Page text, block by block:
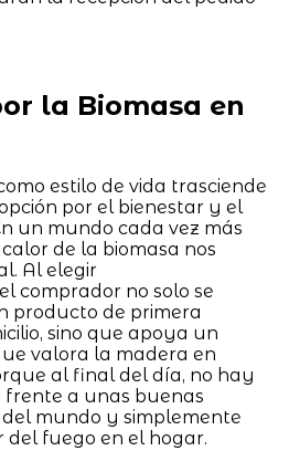
la Biomasa en
estilo de vida trasciende
por el bienestar y el
un mundo cada vez más
de la biomasa nos
Al elegir
comprador no solo se
producto de primera
sino que apoya un
valora la madera en
al final del día, no hay
frente a unas buenas
mundo y simplemente
fuego en el hogar.